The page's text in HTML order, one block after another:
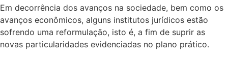
Em decorrência dos avanços na sociedade, bem como os
avanços econômicos, alguns institutos jurídicos estão
sofrendo uma reformulação, isto é, a fim de suprir as
novas particularidades evidenciadas no plano prático.